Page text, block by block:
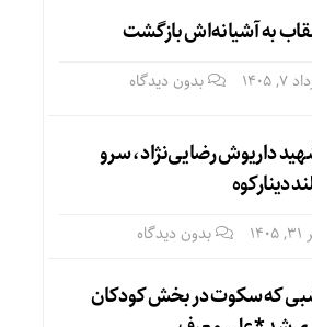
به آشیانه‌اش بازگشت
۱۴۰۵ بدون دیدگاه
داریوش رضایی‌نژاد، سرو
دینارکوه
بدون دیدگاه
که سکوت در بخش کودکان